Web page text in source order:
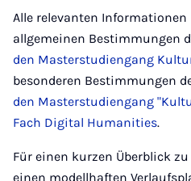
Alle relevanten
allgemeinen Bestimmungen
den Masterstudiengang
besonderen Bestimmungen
den Masterstudiengang
Fach Digital Humanities.
Für einen kurzen Überblick
einen modellhaften